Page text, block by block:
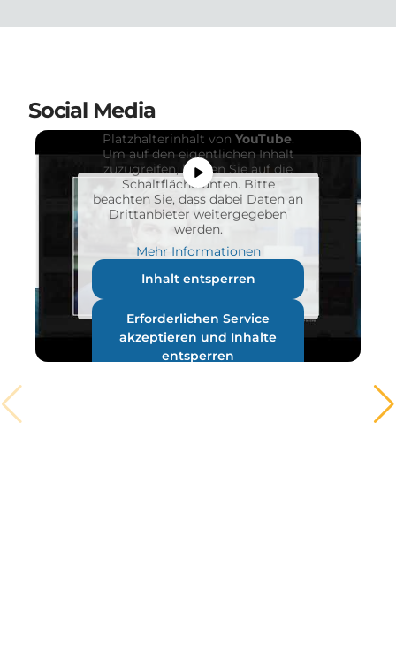
Social Media
Sie sehen gerade einen
Platzhalterinhalt von YouTube.
Um auf den eigentlichen Inhalt
zuzugreifen, klicken Sie auf die
Schaltfläche unten. Bitte
beachten Sie, dass dabei Daten an
Drittanbieter weitergegeben
werden.
Mehr Informationen
Inhalt entsperren
Erforderlichen Service
akzeptieren und Inhalte
entsperren